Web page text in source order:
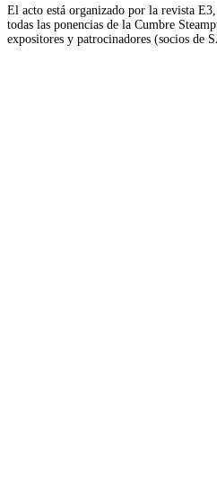
El acto está organizado por la revista
todas las ponencias de la Cumbre
expositores y patrocinadores (socios de